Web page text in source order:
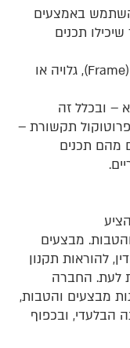
באמצעים
תכנים
אין להציג תכנים מהאתר בתוך מסגרת (Frame), גלויה או
– ובכלל זה
תקשורת –
מהם תכנים
מבצעים
להוראות תקנון
לעת. החברה
מבצעים והטבות,
הבלעדי, ובכפוף